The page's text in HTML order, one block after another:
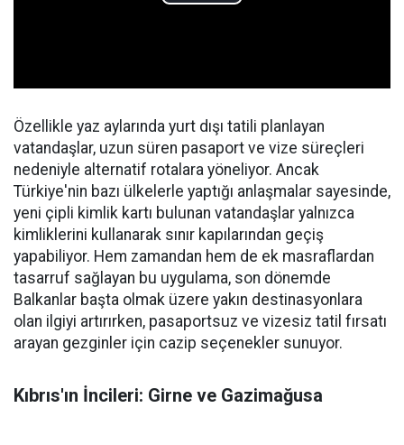
Özellikle yaz aylarında yurt dışı tatili planlayan
vatandaşlar, uzun süren pasaport ve vize süreçleri
nedeniyle alternatif rotalara yöneliyor. Ancak
Türkiye'nin bazı ülkelerle yaptığı anlaşmalar sayesinde,
yeni çipli kimlik kartı bulunan vatandaşlar yalnızca
kimliklerini kullanarak sınır kapılarından geçiş
yapabiliyor. Hem zamandan hem de ek masraflardan
tasarruf sağlayan bu uygulama, son dönemde
Balkanlar başta olmak üzere yakın destinasyonlara
olan ilgiyi artırırken, pasaportsuz ve vizesiz tatil fırsatı
arayan gezginler için cazip seçenekler sunuyor.
Kıbrıs'ın İncileri: Girne ve Gazimağusa